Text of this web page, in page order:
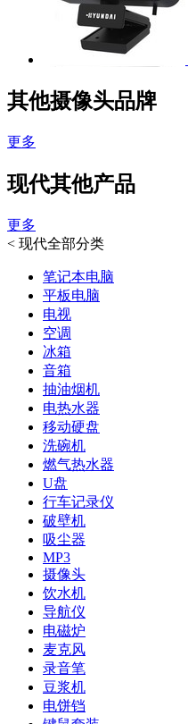
其他摄像头品牌
更多
现代其他产品
更多
< 现代全部分类
笔记本电脑
平板电脑
电视
空调
冰箱
音箱
抽油烟机
电热水器
移动硬盘
洗碗机
燃气热水器
U盘
行车记录仪
破壁机
吸尘器
MP3
摄像头
饮水机
导航仪
电磁炉
麦克风
录音笔
豆浆机
电饼铛